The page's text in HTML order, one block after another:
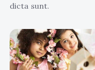
dicta sunt.